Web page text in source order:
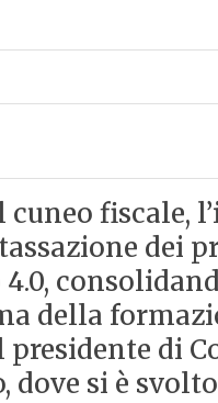
fiscale,
dei
della
presidente di
dove si è